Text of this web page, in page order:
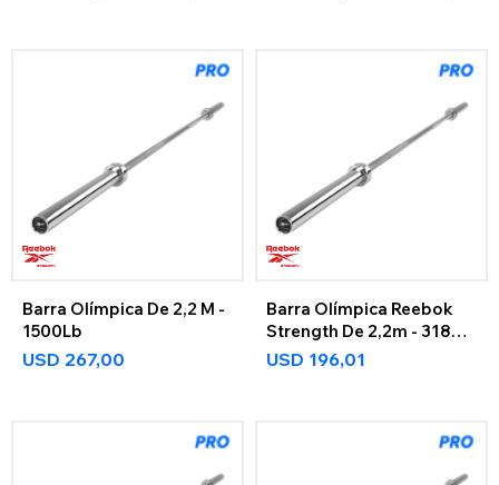
Barra Olímpica De 2,2 M -
1500Lb
USD 267,00
Barra Olímpica Reebok
Strength De 2,2m - 318Kg
Reebok Strength
USD 196,01